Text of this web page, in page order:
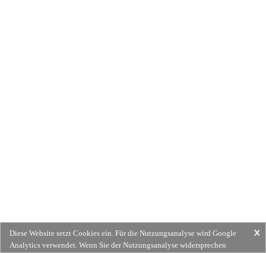
Diese Website setzt Cookies ein. Für die Nutzungsanalyse wird Google
Analytics verwendet. Wenn Sie der Nutzungsanalyse widersprechen